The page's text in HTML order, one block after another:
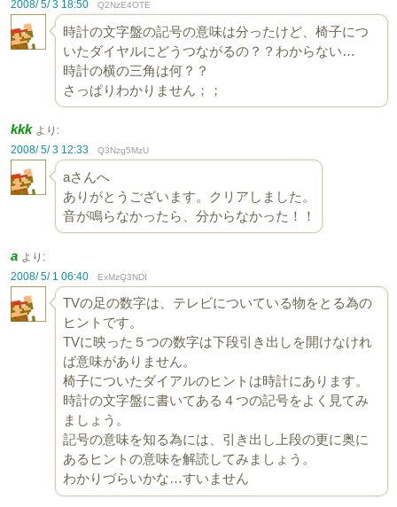
2008/ 5/ 3 18:50 Q2NzE4OTE
時計の文字盤の記号の意味は分ったけど、椅子につ
いたダイヤルにどうつながるの？？わからない…
時計の横の三角は何？？
さっぱりわかりません；；
kkk より:
2008/ 5/ 3 12:33
Q3Nzg5MzU
aさんへ
ありがとうございます。クリアしました。
音が鳴らなかったら、分からなかった！！
a より:
2008/ 5/ 1 06:40
ExMzQ3NDI
TVの足の数字は、テレビについている物をとる為の
ヒントです。
TVに映った５つの数字は下段引き出しを開けなけれ
ば意味がありません。
椅子についたダイアルのヒントは時計にあります。
時計の文字盤に書いてある４つの記号をよく見てみ
ましょう。
記号の意味を知る為には、引き出し上段の更に奥に
あるヒントの意味を解読してみましょう。
わかりづらいかな…すいません